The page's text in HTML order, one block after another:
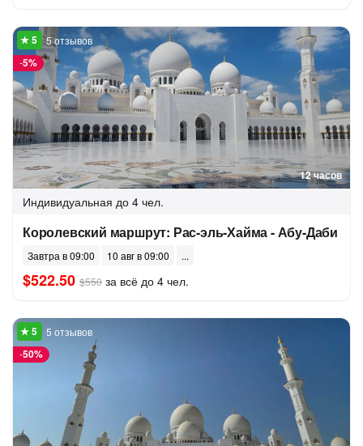
12 часов
-5%
5 отзывов
Индивидуальная до 4 чел.
Королевский маршрут: Рас-эль-Хайма - Абу-Даби
Завтра в 09:00 10 авг в 09:00
$522.50 $550 за всё до 4 чел.
-50%
5 отзывов